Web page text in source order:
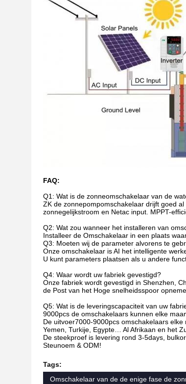
FAQ:
Q1: Wat is de zonneomschakelaar van de
ZK de zonnepompomschakelaar drijft goed
zonnegelijkstroom en Netac input. MPPT-
Q2: Wat zou wanneer het installeren van
Installeer de Omschakelaar in een plaats
Q3: Moeten wij de parameter alvorens te
Onze omschakelaar is AI het intelligente
U kunt parameters plaatsen als u andere
Q4: Waar wordt uw fabriek gevestigd?
Onze fabriek wordt gevestigd in Shenzhen,
de Post van het Hoge snelheidsspoor
Q5: Wat is de leveringscapaciteit van uw
9000pcs de omschakelaars kunnen elke
De uitvoer7000-9000pcs omschakelaars
Yemen, Turkije, Egypte… Al Afrikaan en het
De steekproef is levering rond 3-5days,
Steunoem & ODM!
Tags:
Omschakelaar van de de enige fase de